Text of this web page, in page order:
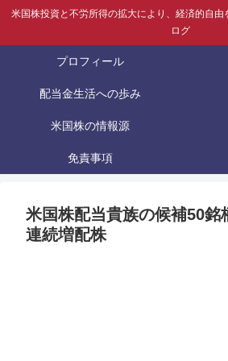
米国株投資と不労所得の拡大により、経済的自
ログ
プロフィール
配当金生活への歩み
米国株の情報源
免責事項
米国株配当貴族の候補50
連続増配株